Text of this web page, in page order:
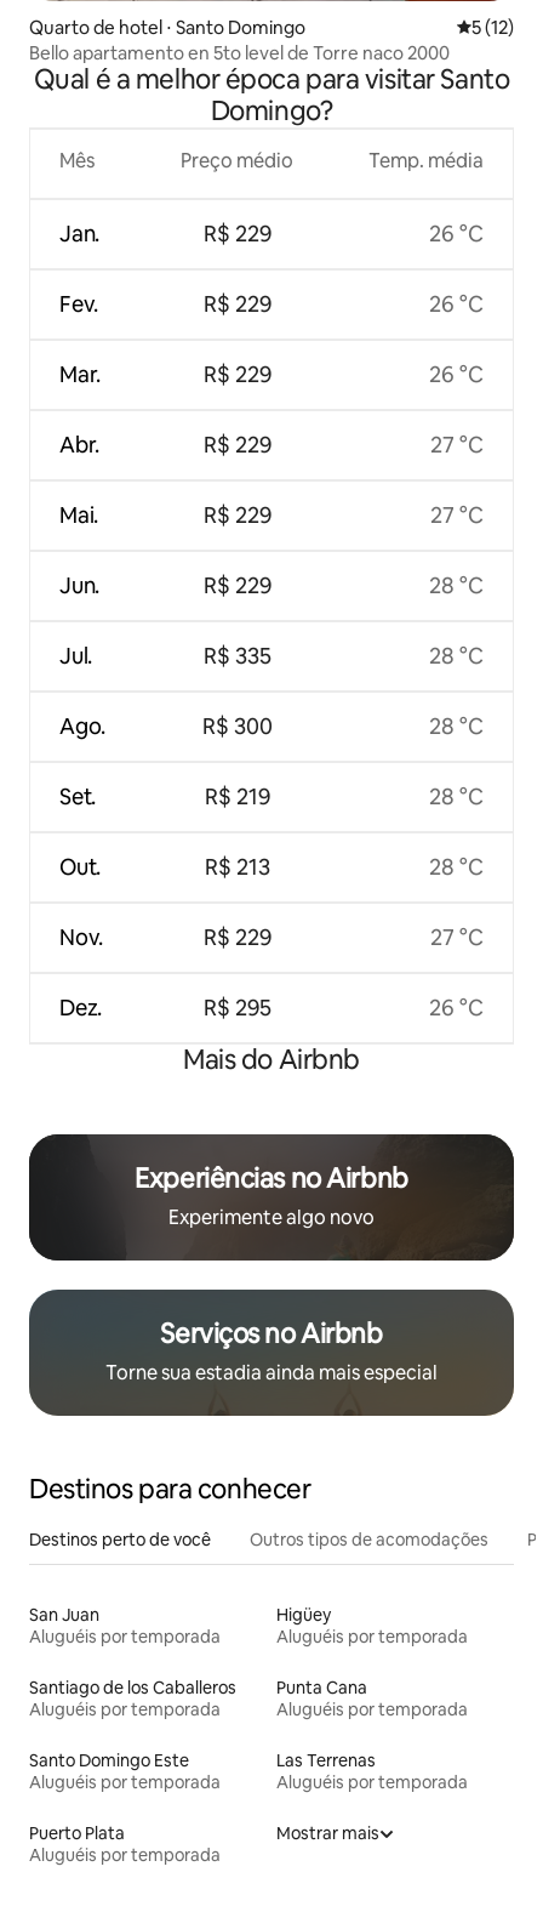
Quarto de hotel ⋅ Santo Domingo 5 de uma
5 (12)
Bello apartamento en 5to level de Torre naco 2000
Qual é a melhor época para visitar Santo
Domingo?
Mês
Jan.
Fev.
Mar.
Abr.
Mai.
Jun.
Jul.
Ago.
Set.
Out.
Nov.
Dez.
Preço médio
R$ 229
R$ 229
R$ 229
R$ 229
R$ 229
R$ 229
R$ 335
R$ 300
R$ 219
R$ 213
R$ 229
R$ 295
Temp. média
26 °C
26 °C
26 °C
27 °C
27 °C
28 °C
28 °C
28 °C
28 °C
28 °C
27 °C
26 °C
Mais do Airbnb
Experiências no Airbnb
Experimente algo novo
Serviços no Airbnb
Torne sua estadia ainda mais especial
Destinos para conhecer
Destinos perto de você Outros tipos de acomodações
San Juan
Aluguéis por temporada
Higüey
Aluguéis por temporada
Santiago de los Caballeros
Aluguéis por temporada
Punta Cana
Aluguéis por temporada
Santo Domingo Este
Aluguéis por temporada
Las Terrenas
Aluguéis por temporada
Puerto Plata
Aluguéis por temporada
Mostrar mais